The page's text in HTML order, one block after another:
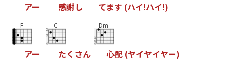
アー 感謝し てます (ハイ!ハイ!)
F
アー
C
たく さん
Dm
心配 (ヤイヤイヤー)